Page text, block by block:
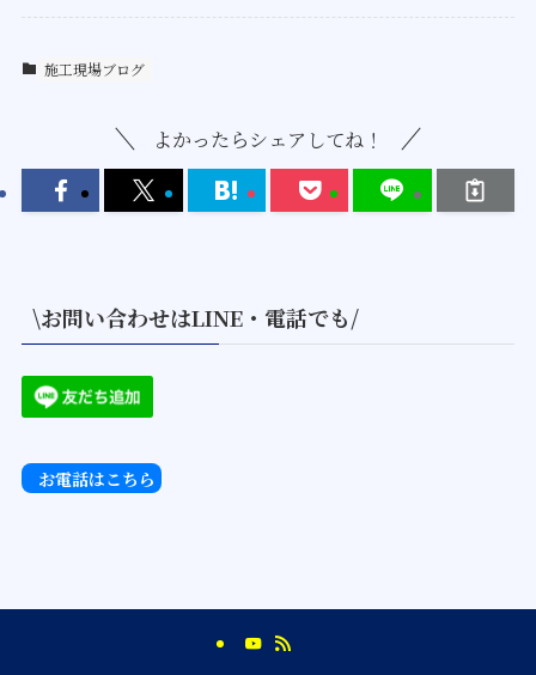
施工現場ブログ
よかったらシェアしてね！
\お問い合わせはLINE・電話でも/
お電話はこちら